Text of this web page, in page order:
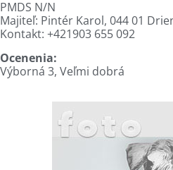
PMDS N/N
Majiteľ: Pintér Karol, 044 01
Kontakt: +421903 655 092
Ocenenia:
Výborná 3, Veľmi dobrá